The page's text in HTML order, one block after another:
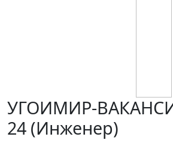
УГОИМИР-
24 (Инженер)